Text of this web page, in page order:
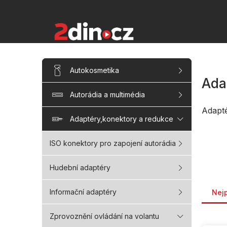
P
s
r
n
í
l
Přeskočit
kategorieAutokosmetika
Autorádia a multimédia
Adaptéry,konektory a redukce
ISO konektory pro zapojení autorádia
Hudební adaptéry
Informační adaptéry
Zprovoznění ovládání na volantu